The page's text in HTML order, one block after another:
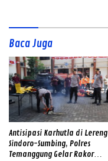
Baca Juga
Antisipasi Karhutla di Lereng
Sindoro-Sumbing, Polres
Temanggung Gelar Rakor